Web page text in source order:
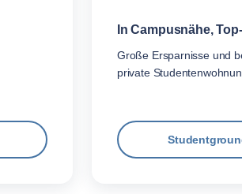
In Campusnähe,
Große Ersparnisse und
private